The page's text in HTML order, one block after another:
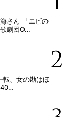
さん 「エビの
劇団O…
転、女の勘はほ
40…